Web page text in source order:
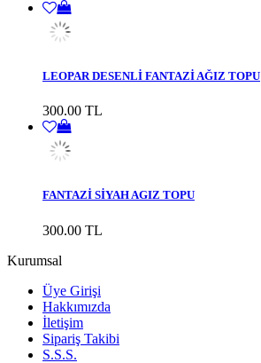
LEOPAR DESENLİ FANTAZİ AĞIZ TOPU
300.00 TL
FANTAZİ SİYAH AGIZ TOPU
300.00 TL
Kurumsal
Üye Girişi
Hakkımızda
İletişim
Sipariş Takibi
S.S.S.